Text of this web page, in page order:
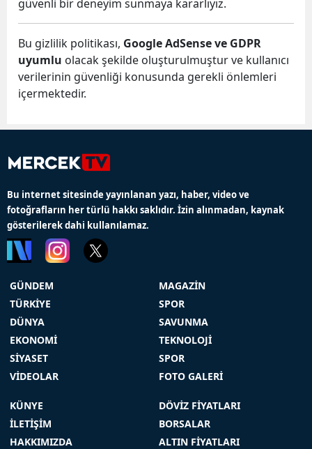
güvenli bir deneyim sunmaya kararlıyız.
Bu gizlilik politikası, Google AdSense ve GDPR
uyumlu olacak şekilde oluşturulmuştur ve kullanıcı
verilerinin güvenliği konusunda gerekli önlemleri
içermektedir.
Bu internet sitesinde yayınlanan yazı, haber, video ve
fotoğrafların her türlü hakkı saklıdır. İzin alınmadan, kaynak
gösterilerek dahi kullanılamaz.
GÜNDEM
TÜRKİYE
DÜNYA
EKONOMİ
SİYASET
VİDEOLAR
MAGAZİN
SPOR
SAVUNMA
TEKNOLOJİ
SPOR
FOTO GALERİ
KÜNYE
İLETİŞİM
HAKKIMIZDA
DÖVİZ FİYATLARI
BORSALAR
ALTIN FİYATLARI